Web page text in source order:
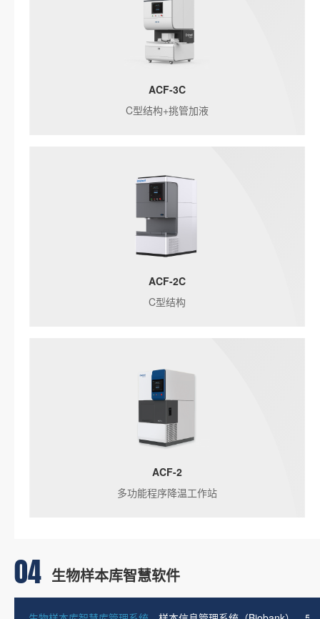
ACF-3C
C型结构+挑管加液
ACF-2C
C型结构
ACF-2
多功能程序降温工作站
04 生物样本库智慧软件